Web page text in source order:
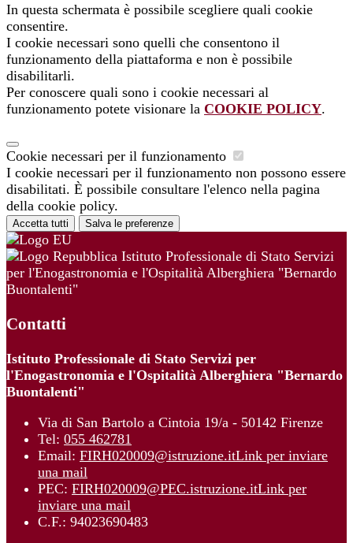
In questa schermata è possibile scegliere quali cookie
consentire.
I cookie necessari sono quelli che consentono il
funzionamento della piattaforma e non è possibile
disabilitarli.
Per conoscere quali sono i cookie necessari al
funzionamento potete visionare la COOKIE POLICY.
Cookie necessari per il funzionamento
I cookie necessari per il funzionamento non possono essere
disabilitati. È possibile consultare l'elenco nella pagina
della cookie policy.
Accetta tutti Salva le preferenze
Istituto Professionale di Stato Servizi
per l'Enogastronomia e l'Ospitalità Alberghiera "Bernardo
Buontalenti"
Contatti
Istituto Professionale di Stato Servizi per
l'Enogastronomia e l'Ospitalità Alberghiera "Bernardo
Buontalenti"
Via di San Bartolo a Cintoia 19/a - 50142 Firenze
Tel: 055 462781
Email: FIRH020009@istruzione.itLink per inviare
una mail
PEC: FIRH020009@PEC.istruzione.itLink per
inviare una mail
C.F.: 94023690483